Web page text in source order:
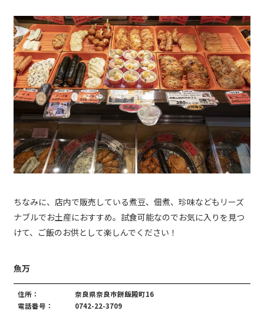
ちなみに、店内で販売している煮豆、佃煮、珍味などもリーズ
ナブルでお土産におすすめ。試食可能なのでお気に入りを見つ
けて、ご飯のお供として楽しんでください！
魚万
住所：
奈良県奈良市餅飯殿町16
電話番号：
0742-22-3709